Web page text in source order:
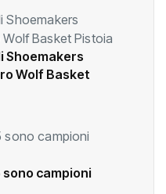
Shoemakers
Wolf Basket
sono campioni